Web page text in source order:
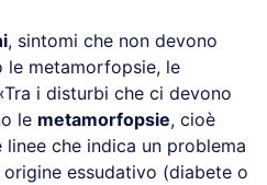
, sintomi che non devono
le metamorfopsie, le
i disturbi che ci devono
le metamorfopsie, cioè
che indica un problema
essudativo (diabete o